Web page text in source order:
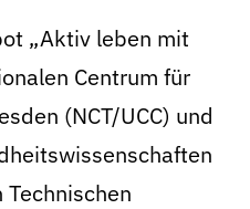
„Aktiv leben mit
Centrum für
(NCT/UCC) und